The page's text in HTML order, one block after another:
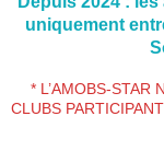
uniquement
* L’AMOBS-STAR
CLUBS